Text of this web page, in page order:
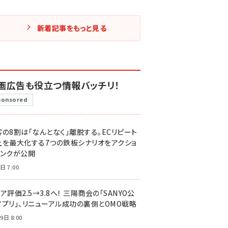
新着記事をもっと見る
広告も役立つ情報バッチリ！
8割は「なんとなく」離脱する。ECリピート
最大化する7つの鉄板シナリオをアクショ
クが公開
7:00
評価2.5→3.8へ！ 三陽商会の「SANYO公
リ」、リニューアル成功の裏側とOMO戦略
日 8:00